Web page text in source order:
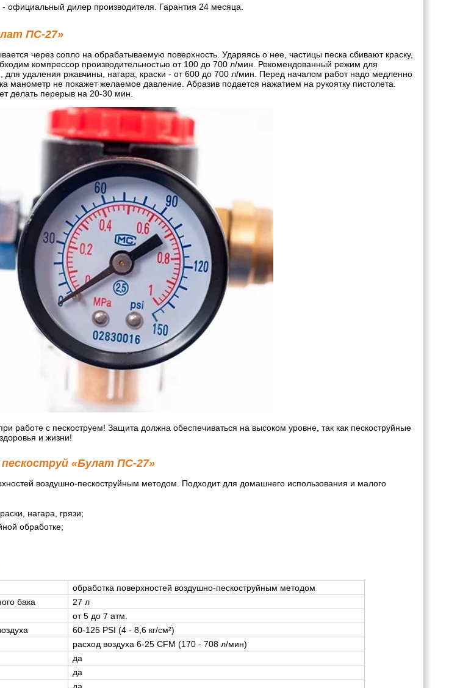
официальный дилер производителя. Гарантия 24 месяца.
ПС-27»
через сопло на обрабатываемую поверхность. Ударяясь о нее, частицы песка сбивают краску,
компрессор производительностью от 100 до 700 л/мин. Рекомендованный режим для
для удаления ржавчины, нагара, краски - от 600 до 700 л/мин. Перед началом работ надо медленно
манометр не покажет желаемое давление. Абразив подается нажатием на рукоятку пистолета.
делать перерыв на 20-30 мин.
работе с пескоструем! Защита должна обеспечиваться на высоком уровне, так как пескоструйные
и жизни!
«Булат ПС-27»
воздушно-пескоструйным методом. Подходит для домашнего использования и малого
нагара, грязи;
обработке;
обработка поверхностей воздушно-пескоструйным методом
бака
27 л
от 5 до 7 атм.
60-125 PSI (4 - 8,6 кг/см²)
расход воздуха 6-25 CFM (170 - 708 л/мин)
да
да
да